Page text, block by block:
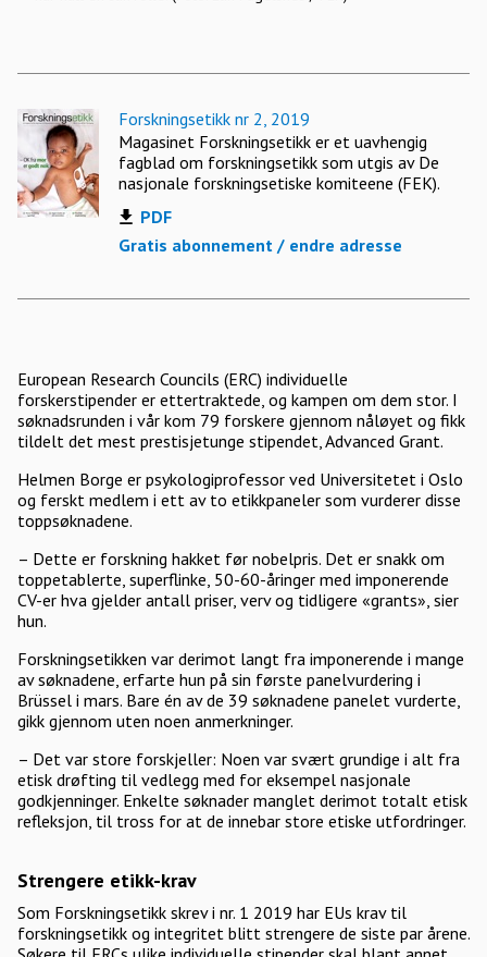
Forskningsetikk nr 2, 2019
Magasinet Forskningsetikk er et uavhengig
fagblad om forskningsetikk som utgis av De
nasjonale forskningsetiske komiteene (FEK).
PDF
Gratis abonnement / endre adresse
European Research Councils (ERC) individuelle
forskerstipender er ettertraktede, og kampen om dem stor. I
søknadsrunden i vår kom 79 forskere gjennom nåløyet og fikk
tildelt det mest prestisjetunge stipendet, Advanced Grant.
Helmen Borge er psykologiprofessor ved Universitetet i Oslo
og ferskt medlem i ett av to etikkpaneler som vurderer disse
toppsøknadene.
– Dette er forskning hakket før nobelpris. Det er snakk om
toppetablerte, superflinke, 50-60-åringer med imponerende
CV-er hva gjelder antall priser, verv og tidligere «grants», sier
hun.
Forskningsetikken var derimot langt fra imponerende i mange
av søknadene, erfarte hun på sin første panelvurdering i
Brüssel i mars. Bare én av de 39 søknadene panelet vurderte,
gikk gjennom uten noen anmerkninger.
– Det var store forskjeller: Noen var svært grundige i alt fra
etisk drøfting til vedlegg med for eksempel nasjonale
godkjenninger. Enkelte søknader manglet derimot totalt etisk
refleksjon, til tross for at de innebar store etiske utfordringer.
Strengere etikk-krav
Som Forskningsetikk skrev i nr. 1 2019 har EUs krav til
forskningsetikk og integritet blitt strengere de siste par årene.